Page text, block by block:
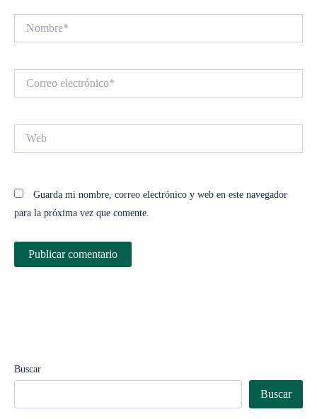
electrónico*
Guarda mi nombre, correo electrónico y web en este navegador
para la próxima vez que comente.
Buscar
Buscar